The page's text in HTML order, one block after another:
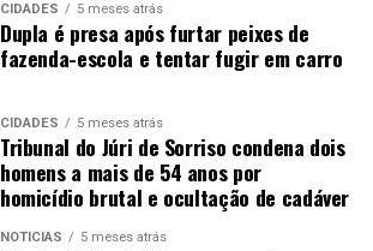
CIDADES 5 meses atrás
Dupla é presa após furtar peixes de
fazenda-escola e tentar fugir em carro
CIDADES 5 meses atrás
Tribunal do Júri de Sorriso condena dois
homens a mais de 54 anos por
homicídio brutal e ocultação de cadáver
NOTÍCIAS 5 meses atrás